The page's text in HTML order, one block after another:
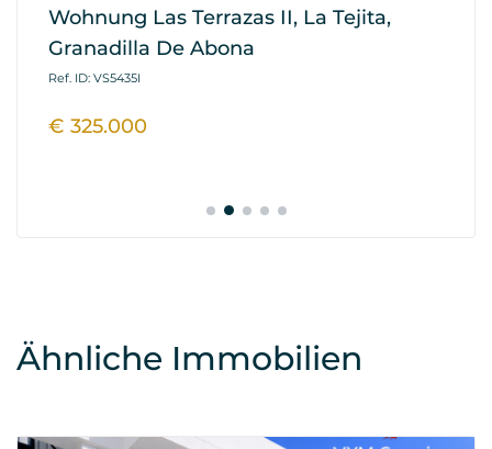
Wohnung Las Terrazas II, La Tejita,
Granadilla De Abona
Ref. ID: VS5435I
€ 325.000
Ähnliche Immobilien